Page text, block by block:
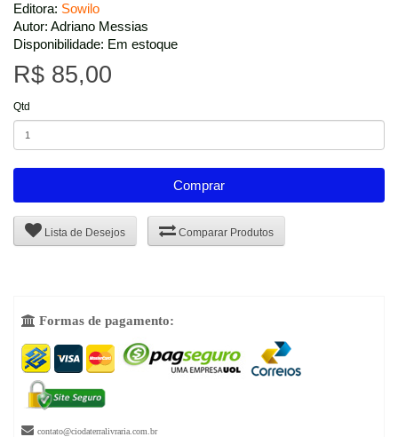
Editora: Sowilo
Autor: Adriano Messias
Disponibilidade: Em estoque
R$ 85,00
Qtd
Comprar
Lista de Desejos Comparar Produtos
 Formas de pagamento:
 contato@ciodaterralivraria.com.br